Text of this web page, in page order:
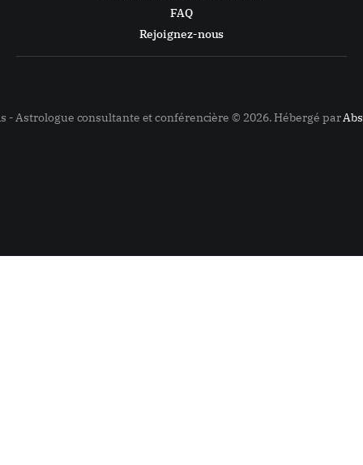
FAQ
Rejoignez-nous
- Astrologue consultante et conférencière © 2026. Hébergé par